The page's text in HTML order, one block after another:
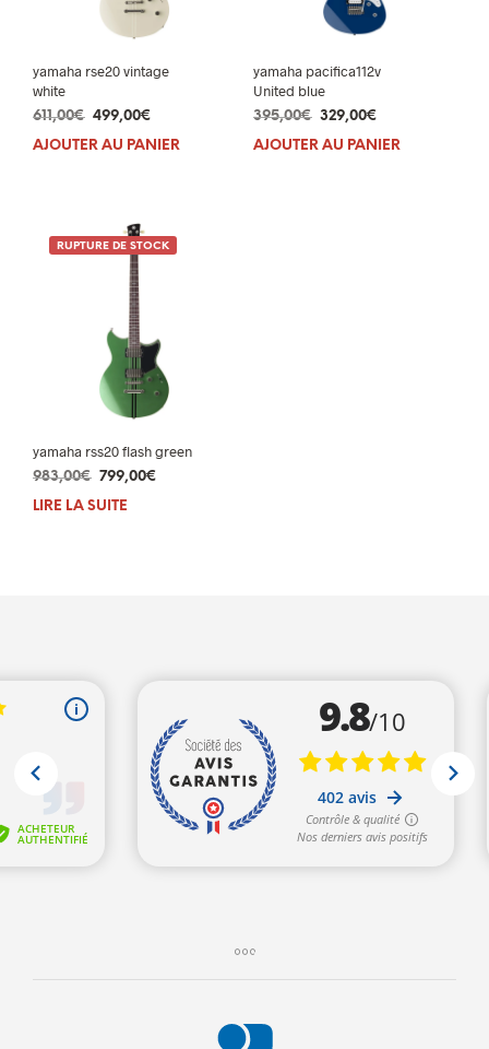
yamaha rse20 vintage
white
611,00€ Le
prix
499,00€
prix
AJOUTER AU PANIER
yamaha pacifica112v
United blue
395,00€ Le
prix
329,00€Le
prix
AJOUTER AU PANIER
RUPTURE DE STOCK
yamaha rss20 flash green
983,00€ Le
prix
799,00€
LIRE LA SUITE